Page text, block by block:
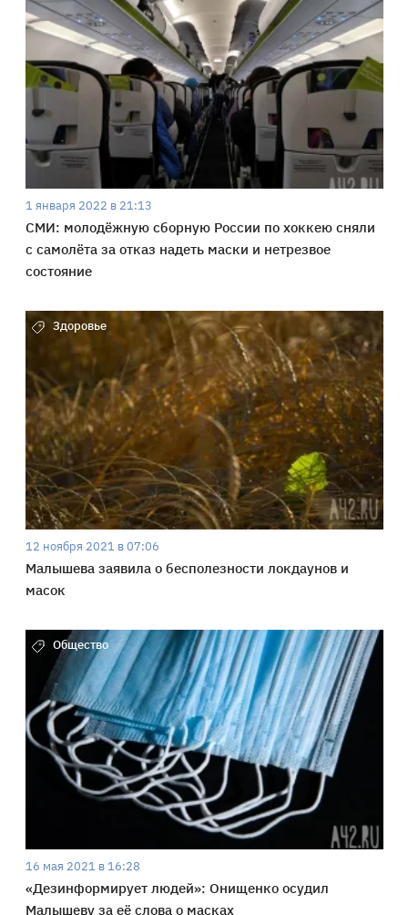
1 января 2022 в 21:13
СМИ: молодёжную сборную России по хоккею сняли
с самолёта за отказ надеть маски и нетрезвое
состояние
Здоровье
12 ноября 2021 в 07:06
Малышева заявила о бесполезности локдаунов и
масок
Общество
16 мая 2021 в 16:28
«Дезинформирует людей»: Онищенко осудил
Малышеву за её слова о масках